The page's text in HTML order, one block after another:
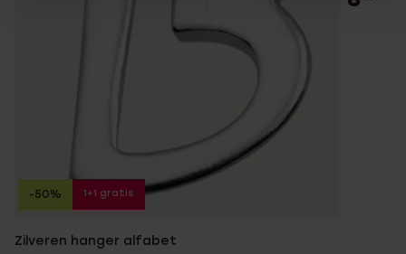
Zilveren hanger alfabet
-50% 1+1 gratis